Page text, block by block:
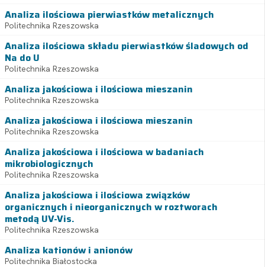
Analiza ilościowa pierwiastków metalicznych
Politechnika Rzeszowska
Analiza ilościowa składu pierwiastków śladowych od
Na do U
Politechnika Rzeszowska
Analiza jakościowa i ilościowa mieszanin
Politechnika Rzeszowska
Analiza jakościowa i ilościowa mieszanin
Politechnika Rzeszowska
Analiza jakościowa i ilościowa w badaniach
mikrobiologicznych
Politechnika Rzeszowska
Analiza jakościowa i ilościowa związków
organicznych i nieorganicznych w roztworach
metodą UV-Vis.
Politechnika Rzeszowska
Analiza kationów i anionów
Politechnika Białostocka